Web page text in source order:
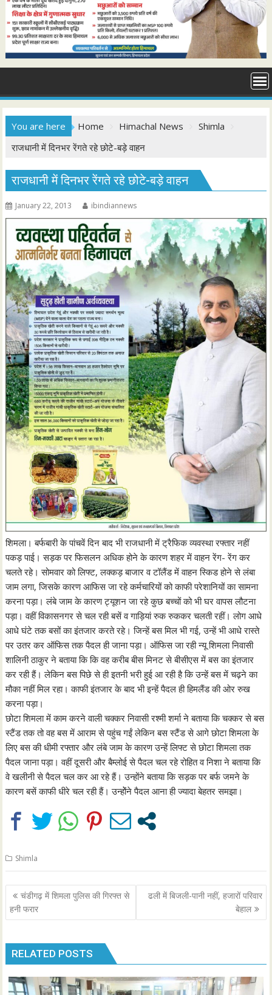
You are here Home Himachal News
Shimla
राजधानी में दिनभर रेंगते रहे छोटे-बड़े वाहन
राजधानी में दिनभर रेंगते रहे छोटे-बड़े वाहन
January 22, 2013 ibindiannews
शिमला। बर्फबारी के पांचवें दिन बाद भी राजधानी में ट्रैफिक व्यवस्था रफ्तार नहीं
पकड़ पाई। सड़क पर फिसलन अधिक होने के कारण शहर में वाहन रेंग- रेंग कर
चलते रहे। सोमवार को लिफ्ट, लक्कड़ बाजार व टॉलैंड में वाहन स्किड होने से लंबा
जाम लगा, जिसके कारण आफिस जा रहे कर्मचारियों को काफी परेशानियों का सामना
करना पड़ा। लंबे जाम के कारण ट्यूशन जा रहे कुछ बच्चों को भी घर वापस लौटना
पड़ा। वहीं विकासनगर से चल रही बसें व गाड़ियां रुक रुककर चलती रहीं। लोग आधे
आधे घंटे तक बसों का इंतजार करते रहे। जिन्हें बस मिल भी गई, उन्हें भी आधे रास्ते
पर उतर कर ऑफिस तक पैदल ही जाना पड़ा। ऑफिस जा रही न्यू शिमला निवासी
शालिनी ठाकुर ने बताया कि कि वह करीब बीस मिनट से बीसीएस में बस का इंतजार
कर रही हैं। लेकिन बस पिछे से ही इतनी भरी हुई आ रही है कि उन्हें बस में चढ़ने का
मौका नहीं मिल रहा। काफी इंतजार के बाद भी इन्हें पैदल ही हिमलैंड की ओर रुख
करना पड़ा।
छोटा शिमला में काम करने वाली चक्कर निवासी रश्मी शर्मा ने बताया कि चक्कर से बस
स्टैंड तक तो वह बस में आराम से पहुंच गईं लेकिन बस स्टैंड से आगे छोटा शिमला के
लिए बस की धीमी रफ्तार और लंबे जाम के कारण उन्हें लिफ्ट से छोटा शिमला तक
पैदल जाना पड़ा। वहीं दूसरी और बैम्लोई से पैदल चल रहे रोहित व निशा ने बताया कि
वे खलीनी से पैदल चल कर आ रहे हैं। उन्होंने बताया कि सड़क पर बर्फ जमने के
कारण बसें काफी धीरे चल रही हैं। उन्होेंने पैदल आना ही ज्यादा बेहतर समझा।
Shimla
Post
navigation
चंडीगढ़ में शिमला पुलिस की गिरफ्त से
हनी फरार
ढली में बिजली-पानी नहीं, हजारों परिवार
बेहाल
RELATED POSTS